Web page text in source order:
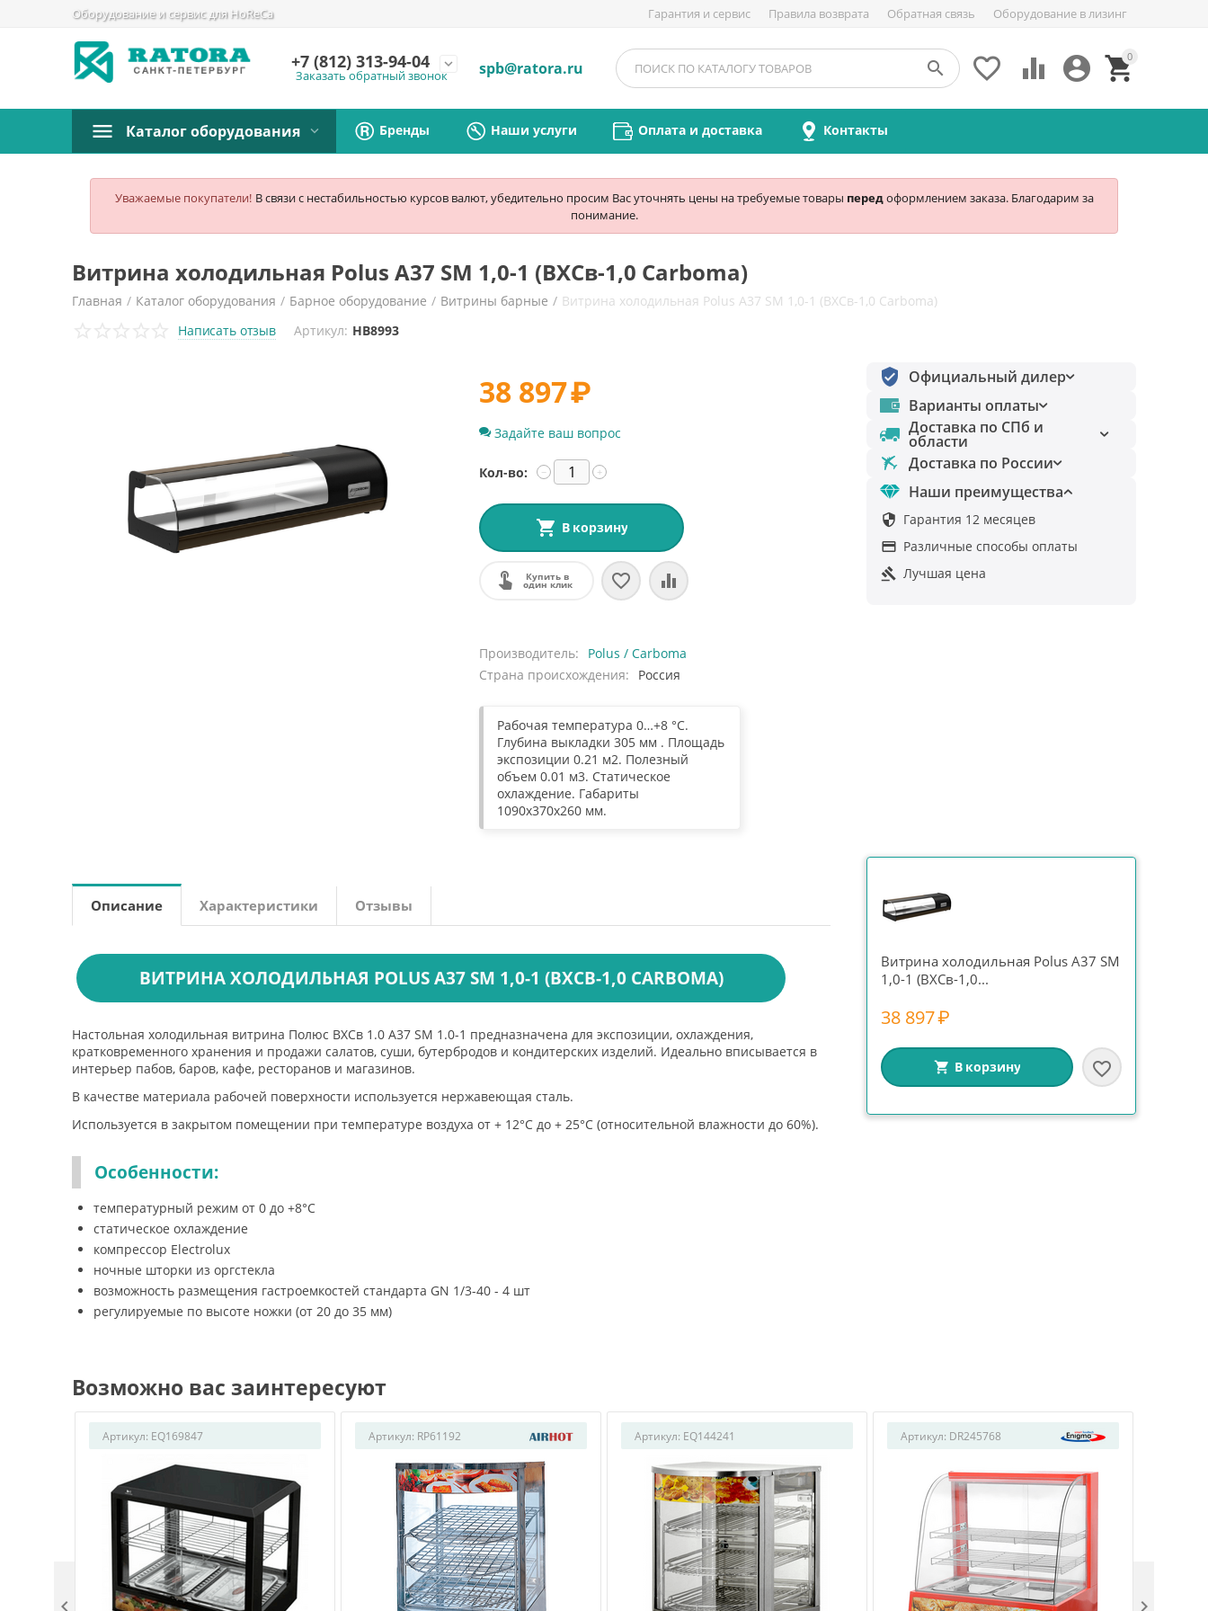
Оборудование и сервис для HoReCa Гарантия и сервис Правила возврата Обратная связь Оборудование в лизинг
+7 (812) 313-94-04 expand_more
Заказать обратный звонок spb@ratora.ru
0


 

Каталог оборудования Бренды Наши услуги Оплата и доставка Контакты
Уважаемые покупатели! В связи с нестабильностью курсов валют, убедительно просим Вас уточнять цены на требуемые товары передоформлением заказа. Благодарим за
понимание.
Витрина холодильная Polus A37 SM 1,0-1 (ВХСв-1,0 Carboma)
Главная / Каталог оборудования / Барное оборудование / Витрины барные / Витрина холодильная Polus A37 SM 1,0-1 (ВХСв-1,0 Carboma)
Написать отзыв
Артикул: HB8993
38 897₽
Задайте ваш вопрос
Кол-во: +
−
В корзину
Купить в
один клик
Производитель
Polus / Carboma
Страна происхождения
Россия
Рабочая температура 0…+8 °С.
Глубина выкладки 305 мм . Площадь
экспозиции 0.21 м2. Полезный
объем 0.01 м3. Статическое
охлаждение. Габариты
1090х370х260 мм.
Официальный дилер
Варианты оплаты
Доставка по СПб и
области
Доставка по России
Наши преимущества
 Гарантия 12 месяцев
 Различные способы оплаты
 Лучшая цена
Витрина холодильная Polus A37 SM
1,0-1 (ВХСв-1,0...
38 897₽
В корзину
Описание Характеристики Отзывы
ВИТРИНА ХОЛОДИЛЬНАЯ POLUS A37 SM 1,0-1 (ВХСВ-1,0 CARBOMA)
Настольная холодильная витрина Полюс ВХСв 1.0 A37 SM 1.0-1 предназначена для экспозиции, охлаждения,
кратковременного хранения и продажи салатов, суши, бутербродов и кондитерских изделий. Идеально вписывается в
интерьер пабов, баров, кафе, ресторанов и магазинов.
В качестве материала рабочей поверхности используется нержавеющая сталь.
Используется в закрытом помещении при температуре воздуха от + 12°С до + 25°С (относительной влажности до 60%).
Особенности:
температурный режим от 0 до +8°С
статическое охлаждение
компрессор Electrolux
ночные шторки из оргстекла
возможность размещения гастроемкостей стандарта GN 1/3-40 - 4 шт
регулируемые по высоте ножки (от 20 до 35 мм)
Возможно вас заинтересуют
Артикул: EQ169847 Артикул: RP61192 Артикул: EQ144241 Артикул: DR245768
 